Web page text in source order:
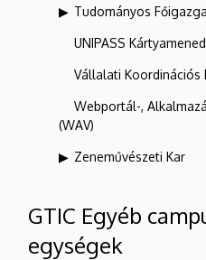
Tudományos
UNIPASS
Vállalati Koordinációs
Webportál-,
(WAV)
Zeneművészeti Kar
GTIC Egyéb
egységek